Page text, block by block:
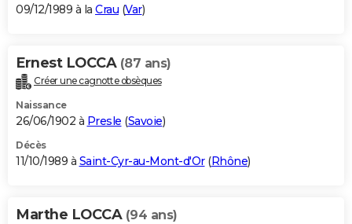
09/12/1989 à la Crau (Var)
Ernest LOCCA (87 ans)
Créer une cagnotte obsèques
Naissance
26/06/1902 à Presle (Savoie)
Décès
11/10/1989 à Saint-Cyr-au-Mont-d'Or(Rhône)
Marthe LOCCA (94 ans)